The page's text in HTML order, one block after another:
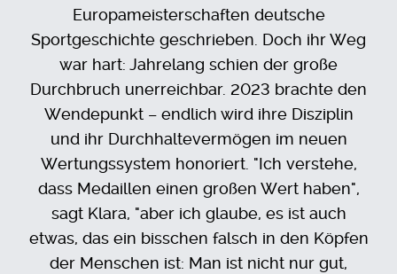
Europameisterschaften deutsche
Sportgeschichte geschrieben. Doch ihr Weg
war hart: Jahrelang schien der große
Durchbruch unerreichbar. 2023 brachte den
Wendepunkt – endlich wird ihre Disziplin
und ihr Durchhaltevermögen im neuen
Wertungssystem honoriert. "Ich verstehe,
dass Medaillen einen großen Wert haben",
sagt Klara, "aber ich glaube, es ist auch
etwas, das ein bisschen falsch in den Köpfen
der Menschen ist: Man ist nicht nur gut,